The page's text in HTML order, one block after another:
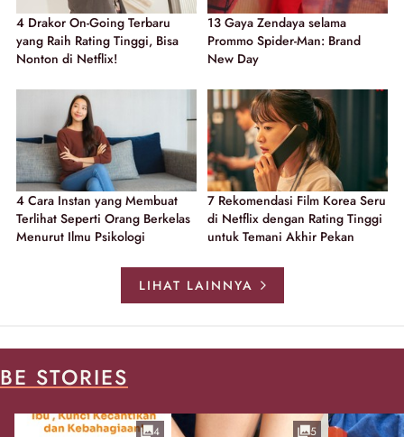
4 Drakor On-Going Terbaru
yang Raih Rating Tinggi, Bisa
Nonton di Netflix!
13 Gaya Zendaya selama
Prommo Spider-Man: Brand
New Day
4 Cara Instan yang Membuat
Terlihat Seperti Orang Berkelas
Menurut Ilmu Psikologi
7 Rekomendasi Film Korea Seru
di Netflix dengan Rating Tinggi
untuk Temani Akhir Pekan
LIHAT LAINNYA
BE STORIES
4 5